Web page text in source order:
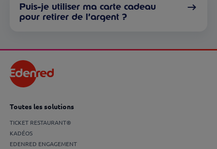
Puis-je utiliser ma carte cadeau
pour retirer de l’argent ?
Toutes les solutions
TICKET RESTAURANT®
KADÉOS
EDENRED ENGAGEMENT